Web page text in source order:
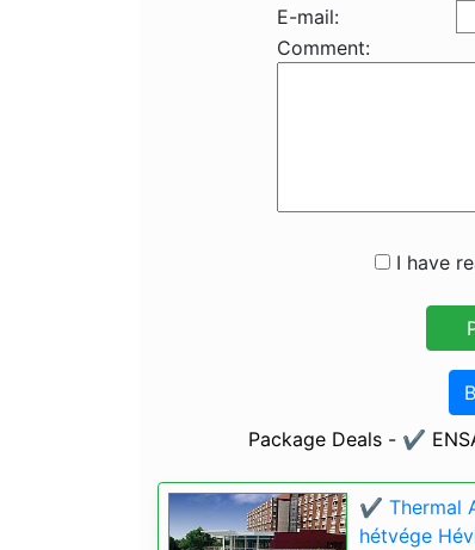
E-mail:
Comment:
I have
Package Deals - ✔️
✔️ Thermal
hétvége